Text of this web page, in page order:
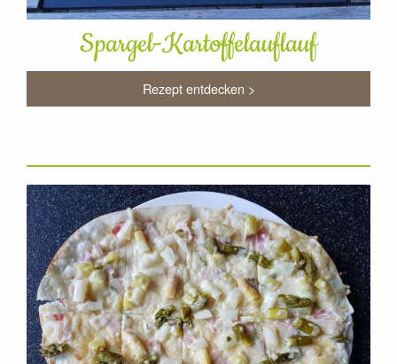
Spargel-Kartoffelauflauf
Rezept entdecken >